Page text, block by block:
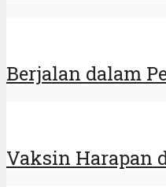
Berjalan dalam
Vaksin Harapan